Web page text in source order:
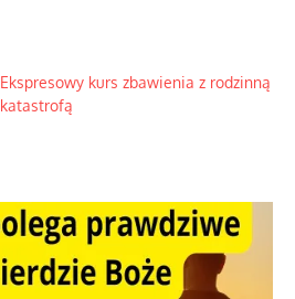
Ekspresowy kurs zbawienia z rodzinną
katastrofą